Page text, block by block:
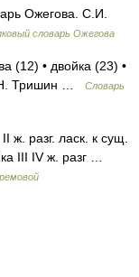
Ожегова. С.И.
словарь Ожегова
(12) • двойка (23) •
Тришин …
Словарь
ж. разг. ласк. к сущ.
III IV ж. разг …